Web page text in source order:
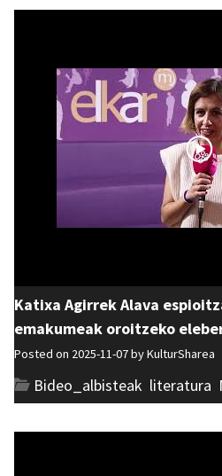
Katixa Agirrek Alava
emakumeak oroitzeko
Posted on 2025-11-07 byKulturSharea
Bideo_albisteak literatura